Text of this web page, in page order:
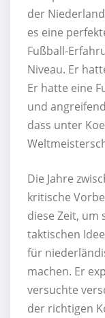
der
es eine
Fußball-
Niveau. Er
Er hatte eine
und
dass unter
Die Jahre
kritische
diese Zeit, um
taktischen
für
machen. Er
versuchte
der richtigen